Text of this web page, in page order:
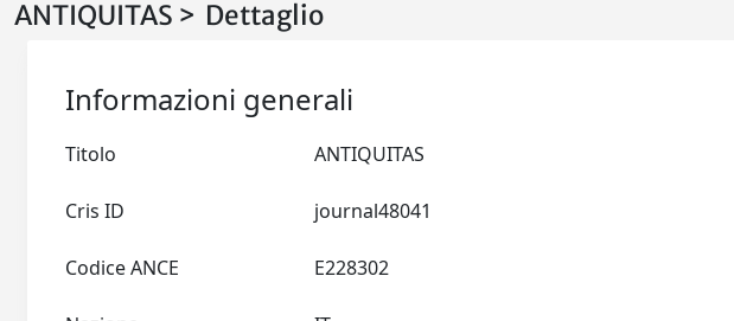
ANTIQUITAS > Dettaglio
Informazioni generali
Titolo
Cris ID
Codice ANCE